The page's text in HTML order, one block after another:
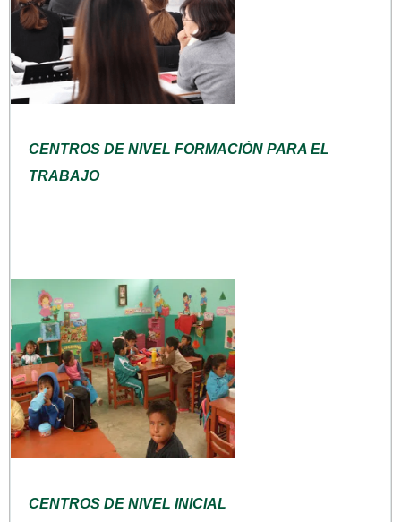
CENTROS DE NIVEL FORMACIÓN PARA EL
TRABAJO
CENTROS DE NIVEL INICIAL